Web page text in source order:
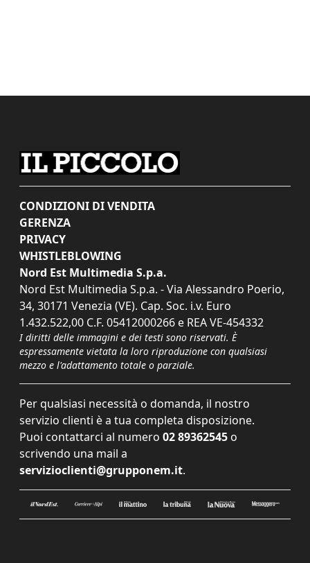
CONDIZIONI DI VENDITA
GERENZA
PRIVACY
WHISTLEBLOWING
Nord Est Multimedia S.p.a.
Nord Est Multimedia S.p.a. - Via Alessandro Poerio,
34, 30171 Venezia (VE). Cap. Soc. i.v. Euro
1.432.522,00 C.F. 05412000266 e REA VE-454332
I diritti delle immagini e dei testi sono riservati. È
espressamente vietata la loro riproduzione con qualsiasi
mezzo e l'adattamento totale o parziale.
Per qualsiasi necessità o domanda, il nostro
servizio clienti è a tua completa disposizione.
Puoi contattarci al numero 02 89362545 o
scrivendo una mail a
servizioclienti@grupponem.it.